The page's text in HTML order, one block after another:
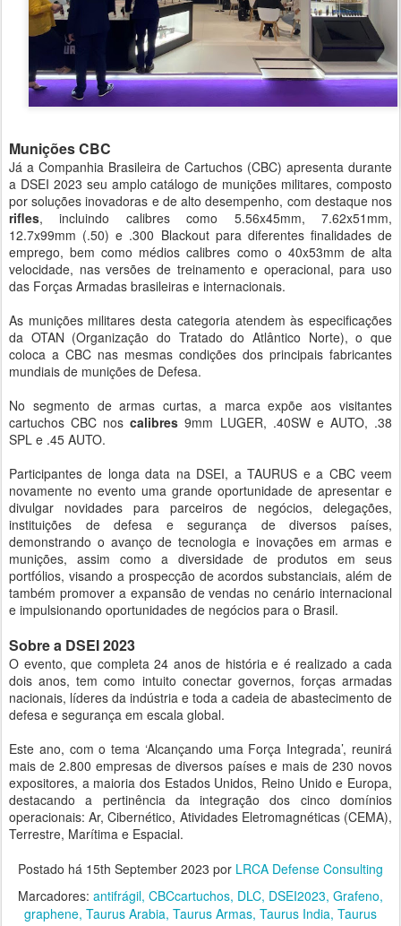
Munições CBC
Já a Companhia Brasileira de Cartuchos (CBC) apresenta durante
a DSEI 2023 seu amplo catálogo de munições militares, composto
por soluções inovadoras e de alto desempenho, com destaque nos
rifles, incluindo calibres como 5.56x45mm, 7.62x51mm,
12.7x99mm (.50) e .300 Blackout para diferentes finalidades de
emprego, bem como médios calibres como o 40x53mm de alta
velocidade, nas versões de treinamento e operacional, para uso
das Forças Armadas brasileiras e internacionais.
As munições militares desta categoria atendem às especificações
da OTAN (Organização do Tratado do Atlântico Norte), o que
coloca a CBC nas mesmas condições dos principais fabricantes
mundiais de munições de Defesa.
No segmento de armas curtas, a marca expõe aos visitantes
cartuchos CBC noscalibres9mm LUGER, .40SW e AUTO, .38
SPL e .45 AUTO.
Participantes de longa data na DSEI, a TAURUS e a CBC veem
novamente no evento uma grande oportunidade de apresentar e
divulgar novidades para parceiros de negócios, delegações,
instituições de defesa e segurança de diversos países,
demonstrando o avanço de tecnologia e inovações em armas e
munições, assim como a diversidade de produtos em seus
portfólios, visando a prospecção de acordos substanciais, além de
também promover a expansão de vendas no cenário internacional
e impulsionando oportunidades de negócios para o Brasil.
Sobre a DSEI 2023
O evento, que completa 24 anos de história e é realizado a cada
dois anos, tem como intuito conectar governos, forças armadas
nacionais, líderes da indústria e toda a cadeia de abastecimento de
defesa e segurança em escala global.
Este ano, com o tema ‘Alcançando uma Força Integrada’, reunirá
mais de 2.800 empresas de diversos países e mais de 230 novos
expositores, a maioria dos Estados Unidos, Reino Unido e Europa,
destacando a pertinência da integração dos cinco domínios
operacionais: Ar, Cibernético, Atividades Eletromagnéticas (CEMA),
Terrestre, Marítima e Espacial.
Postado há 15th September 2023 por LRCA Defense Consulting
Marcadores: antifrágil CBCcartuchos DLC DSEI2023 Grafeno
graphene Taurus Arabia Taurus Armas Taurus India Taurus